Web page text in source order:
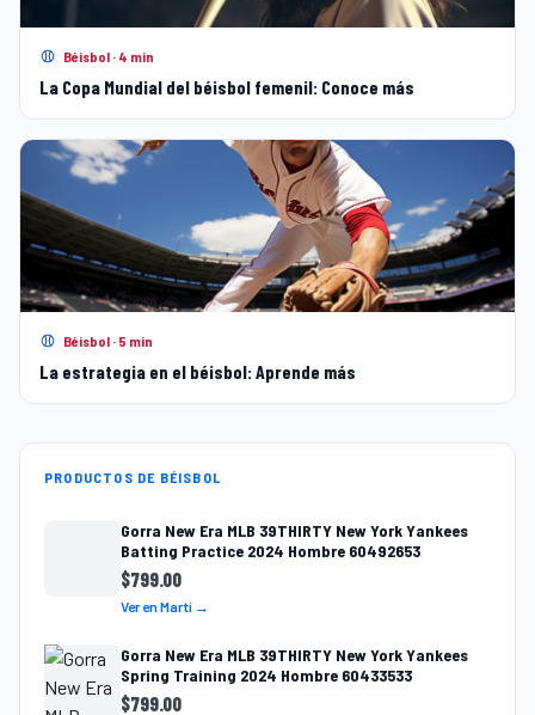
Béisbol · 4 min
La Copa Mundial del béisbol femenil: Conoce más
Béisbol · 5 min
La estrategia en el béisbol: Aprende más
PRODUCTOS DE BÉISBOL
Gorra New Era MLB 39THIRTY New York Yankees
Batting Practice 2024 Hombre 60492653
$799.00
Ver en Martí →
Gorra New Era MLB 39THIRTY New York Yankees
Spring Training 2024 Hombre 60433533
$799.00